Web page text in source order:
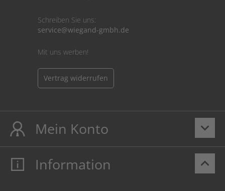
Schreiben Sie uns:
service@wiegand-gmbh.de
Mit uns werben!
Vertrag widerrufen
keyboard_arrow_down
Mein Konto
Mein Konto
keyboard_arrow_up
Information